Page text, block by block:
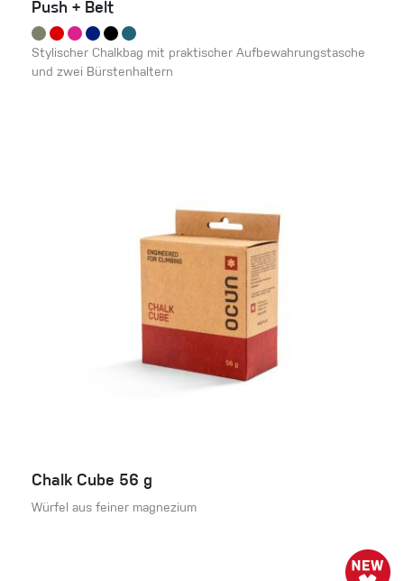
Push + Belt
Stylischer Chalkbag mit praktischer Aufbewahrungstasche
und zwei Bürstenhaltern
Chalk Cube 56 g
Würfel aus feiner magnezium